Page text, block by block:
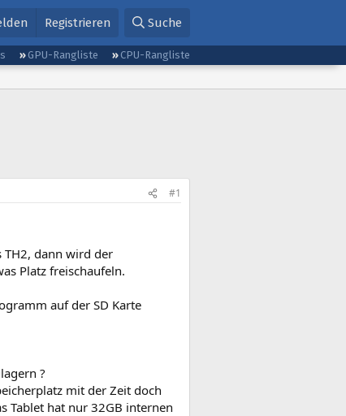
Registrieren Suche
GPU-Rangliste
CPU-Rangliste
#1
TH2, dann wird der
Platz freischaufeln.
auf der SD Karte
?
mit der Zeit doch
Tablet hat nur 32GB internen